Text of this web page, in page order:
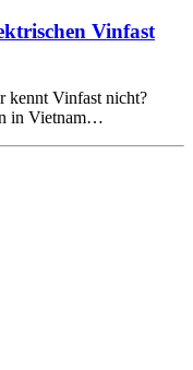
Vinfast
kennt Vinfast nicht?
in Vietnam…